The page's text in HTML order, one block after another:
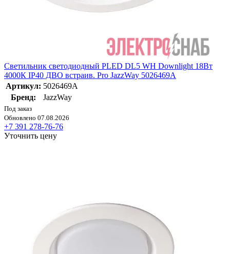
Светильник светодиодный PLED DL5 WH Downlight 18Вт
4000К IP40 ДВО встраив. Pro JazzWay 5026469A
Артикул: 5026469A
Бренд:
JazzWay
Под заказ
Обновлено 07.08.2026
+7 391 278-76-76
Уточнить цену